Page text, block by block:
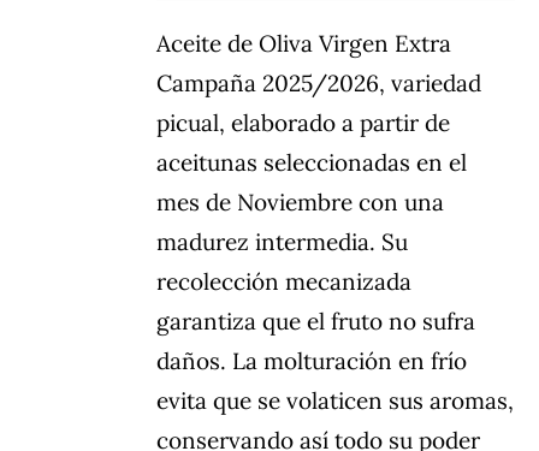
Aceite de Oliva Virgen Extra
Campaña 2025/2026, variedad
picual, elaborado a partir de
aceitunas seleccionadas en el
mes de Noviembre con una
madurez intermedia. Su
recolección mecanizada
garantiza que el fruto no sufra
daños. La molturación en frío
evita que se volaticen sus aromas,
conservando así todo su poder